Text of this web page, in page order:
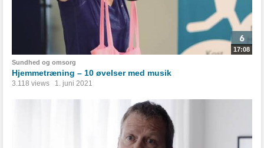
17:08
Sundhed og omsorg
Hjemmetræning – 10 øvelser med musik
3.118 views 1. juni 2021